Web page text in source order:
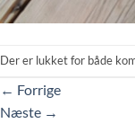
Der er lukket for både
← Forrige
Næste →